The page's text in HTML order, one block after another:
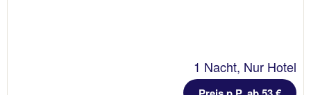
1 Nacht, Nur Hotel